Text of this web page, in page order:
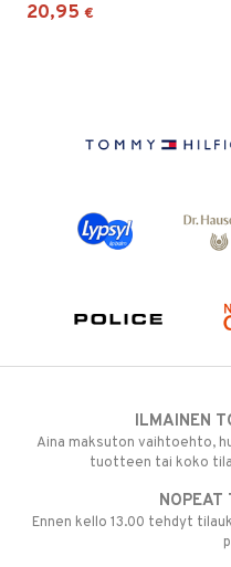
20,95 €
ILMAINEN
Aina maksuton vaihtoehto,
tuotteen tai koko
NOPEAT
Ennen kello 13.00 tehdyt